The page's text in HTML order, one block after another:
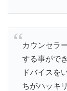
カウンセラ
する事がで
ドバイスを
ちがハッキ